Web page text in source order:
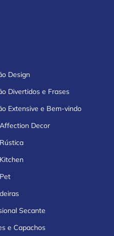
Design
Divertidos e Frases
Extensive e Bem-vindo
Decor
Secante
e Capachos